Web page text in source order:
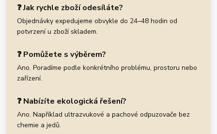
❓ Jak rychle zboží odesíláte?
Objednávky expedujeme obvykle do 24–48 hodin od
potvrzení u zboží skladem.
❓ Pomůžete s výběrem?
Ano. Poradíme podle konkrétního problému, prostoru nebo
zařízení.
❓ Nabízíte ekologická řešení?
Ano. Například ultrazvukové a pachové odpuzovače bez
chemie a jedů.